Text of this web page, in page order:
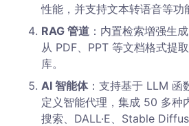
性能，并支持文本转语音等功
RAG 管道 ：内置检索增强生
从 PDF、PPT 等文档格式提
库。
AI 智能体：支持基于 LLM 函
定义智能代理，集成 50 多种
搜索、DALL·E、Stable